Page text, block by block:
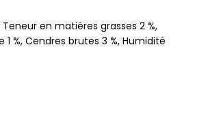
Teneur en matières grasses 2 %,
1 %, Cendres brutes 3 %, Humidité